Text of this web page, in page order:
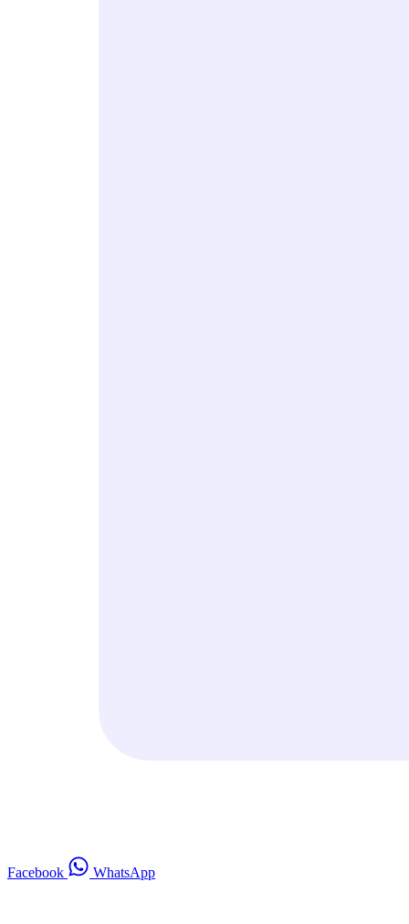
Facebook WhatsApp